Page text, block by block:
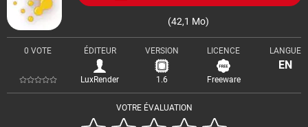
(42,1 Mo)
VOTRE ÉVALUATION
0 VOTE ÉDITEUR
LuxRender
VERSION
1.6
LICENCE
Freeware
LANGUE
EN